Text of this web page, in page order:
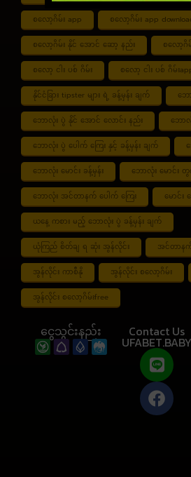
စလော့ဂိမ်း app စလော့ဂိမ်း app
စလော့ဂိမ်း နိုင် အောင် ဆော့ နည်း စလော့
စလော့ ငါး ပစ် ဂိမ်း စလော့ ငါး ပစ် ဂိမ်း
နိုင်ငံခြား tipster များ ရဲ့ ခန့်မှန်း ချက် ဘေ
ဘောလုံး ပွဲ နိုင် အောင် လောင်း နည်း ဘော
ဘောလုံး ပွဲ ပေါက် ကြေး နှင့် ခန့်မှန်း ချက်
ဘောလုံး မောင်း ခန့်မှန်း ဘောလုံး မောင်း
ဘောလုံး အင်တာနက် ပေါက် ကြေး မောင်း
ယနေ့ ကစား မည့် ဘောလုံး ပွဲ ခန့်မှန်း ချက်
ယုံကြည် စိတ်ချ ရ ဆုံး အွန်လိုင်း အင်တာနက်
အွန်လိုင်း ကာစီနို အွန်လိုင်း စလော့ဂိမ်း
အွန်လိုင်း စလော့ဂိမ်းfree
ငွေသွင်းနည်း Contact Us
UFABET.BABY